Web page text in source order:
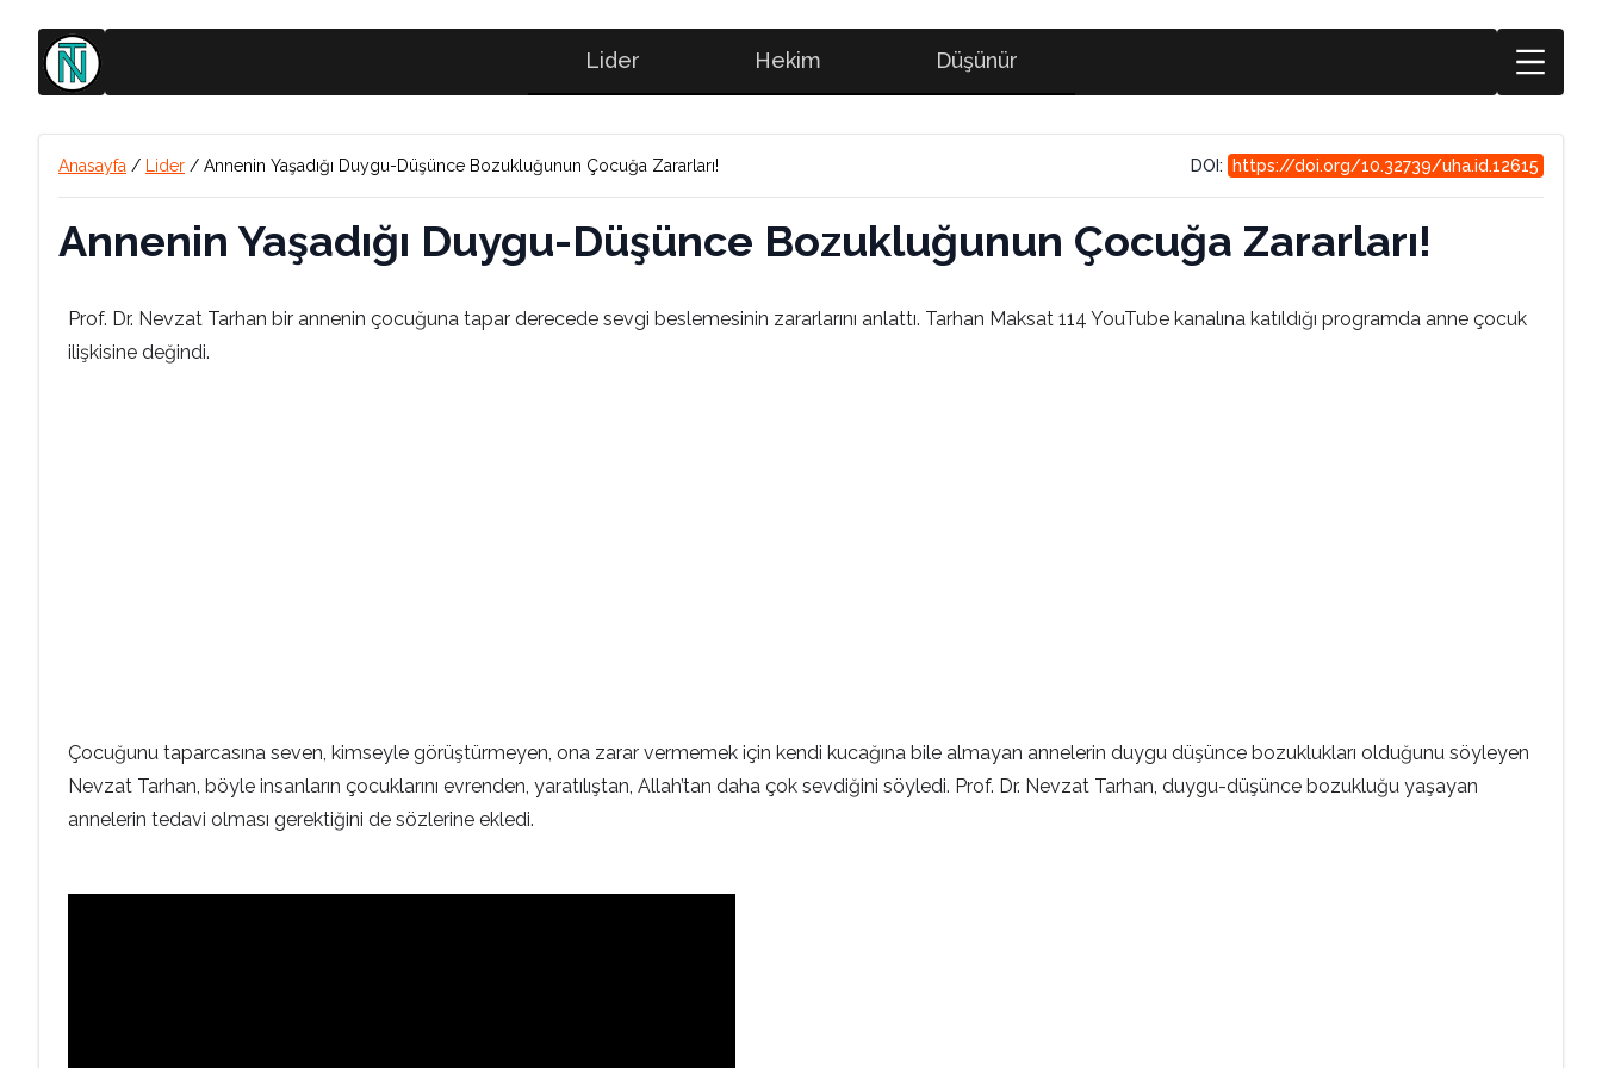
Lider Hekim Düşünür
Anasayfa / Lider / Annenin Yaşadığı Duygu-Düşünce Bozukluğunun Çocuğa Zararları! DOI: https://doi.org/10.32739/uha.id.12615
Annenin Yaşadığı Duygu-Düşünce Bozukluğunun Çocuğa Zararları!
Prof. Dr. Nevzat Tarhan bir annenin çocuğuna tapar derecede sevgi beslemesinin zararlarını anlattı. Tarhan Maksat 114 YouTube kanalına katıldığı programda anne çocuk
ilişkisine değindi.
Çocuğunu taparcasına seven, kimseyle görüştürmeyen, ona zarar vermemek için kendi kucağına bile almayan annelerin duygu düşünce bozuklukları olduğunu söyleyen
Nevzat Tarhan, böyle insanların çocuklarını evrenden, yaratılıştan, Allah’tan daha çok sevdiğini söyledi. Prof. Dr. Nevzat Tarhan, duygu-düşünce bozukluğu yaşayan
annelerin tedavi olması gerektiğini de sözlerine ekledi.